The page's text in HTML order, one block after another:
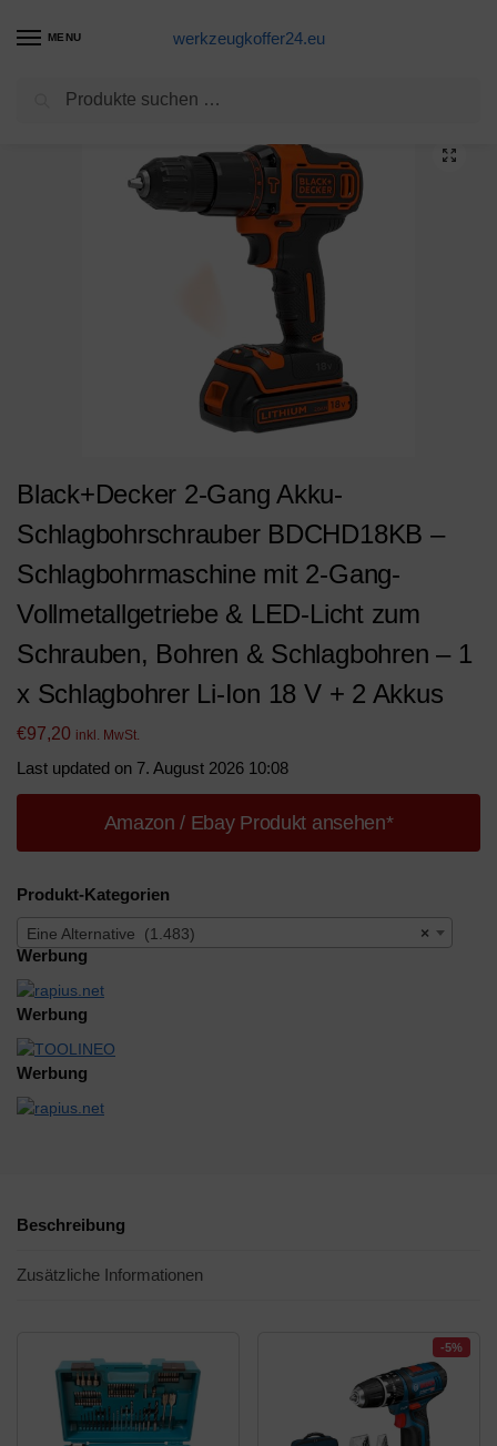
MENU werkzeugkoffer24.eu
Eine Alternative Black+Decker 2-Gang Akku-Schlagbohrschrauber BDCHD18KB – Schlagbohrmaschine mit 2-Gang-Vollmetallgetriebe & LED-Licht zum Schrauben, Bohren & Schlagbohren – 1 x Schlagbohrer Li-Ion 18 V + 2 Akkus
Black+Decker 2-Gang Akku-
Schlagbohrschrauber BDCHD18KB –
Schlagbohrmaschine mit 2-Gang-
Vollmetallgetriebe & LED-Licht zum
Schrauben, Bohren & Schlagbohren – 1
x Schlagbohrer Li-Ion 18 V + 2 Akkus
€97,20 inkl. MwSt.
Last updated on 7. August 2026 10:08
Amazon / Ebay Produkt ansehen*
Produkt-Kategorien
×
Eine Alternative (1.483)
Werbung
Werbung
Werbung
Beschreibung
Zusätzliche Informationen
-5%